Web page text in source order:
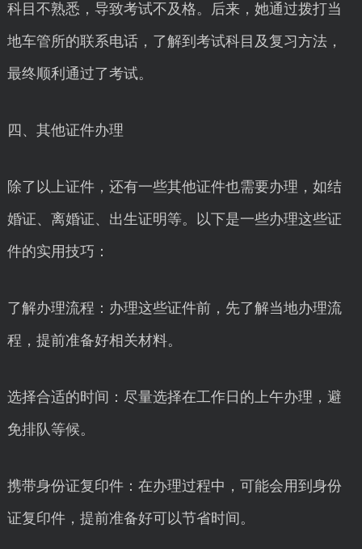
科目不熟悉，导致考试不及格。后来，她通过拨打当
地车管所的联系电话，了解到考试科目及复习方法，
最终顺利通过了考试。
四、其他证件办理
除了以上证件，还有一些其他证件也需要办理，如结
婚证、离婚证、出生证明等。以下是一些办理这些证
件的实用技巧：
了解办理流程：办理这些证件前，先了解当地办理流
程，提前准备好相关材料。
选择合适的时间：尽量选择在工作日的上午办理，避
免排队等候。
携带身份证复印件：在办理过程中，可能会用到身份
证复印件，提前准备好可以节省时间。